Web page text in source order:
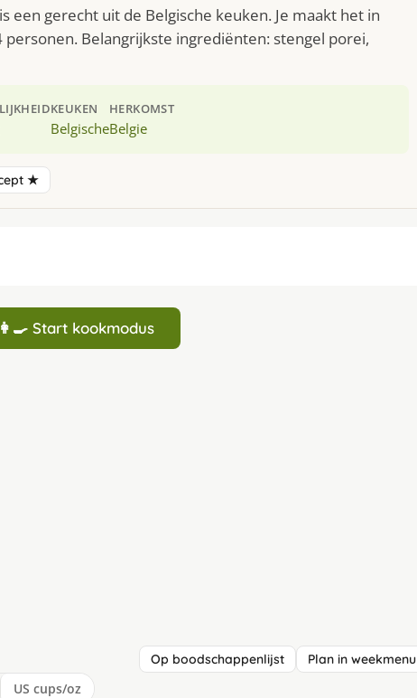
een gerecht uit de Belgische keuken. Je maakt het in
Belangrijkste ingrediënten: stengel porei,
KEUKEN
Belgische
HERKOMST
Belgie
★
👩‍🍳 Start kookmodus
Op boodschappenlijst Plan in weekmenu
US cups/oz